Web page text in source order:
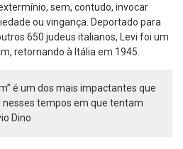
sem, contudo, invocar
ou vingança. Deportado para
650 judeus italianos, Levi foi um
retornando à Itália em 1945.
é um dos mais impactantes que
tempos em que tentam
Dino